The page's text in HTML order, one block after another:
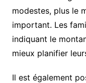
modestes, plus le
important. Les
indiquant le
mieux planifier
Il est également